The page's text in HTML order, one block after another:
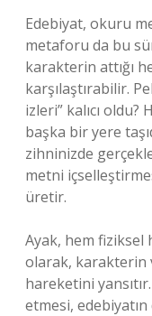
Edebiyat, okuru
metaforu da bu
karakterin attığı
karşılaştırabilir.
izleri” kalıcı
başka bir yere
zihninizde
metni
üretir.
Ayak, hem fiziksel
olarak, karakterin
hareketini
etmesi,